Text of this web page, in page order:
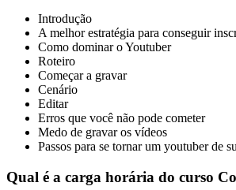
Introdução
A melhor estratégia para conseguir
Como dominar o Youtuber
Roteiro
Começar a gravar
Cenário
Editar
Erros que você não pode cometer
Medo de gravar os vídeos
Passos para se tornar um youtuber de
Qual é a carga horária do curso